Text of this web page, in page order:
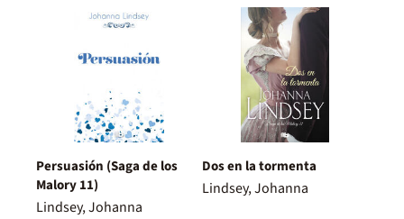
Persuasión (Saga de los
Malory 11)
Lindsey, Johanna
Dos en la tormenta
Lindsey, Johanna